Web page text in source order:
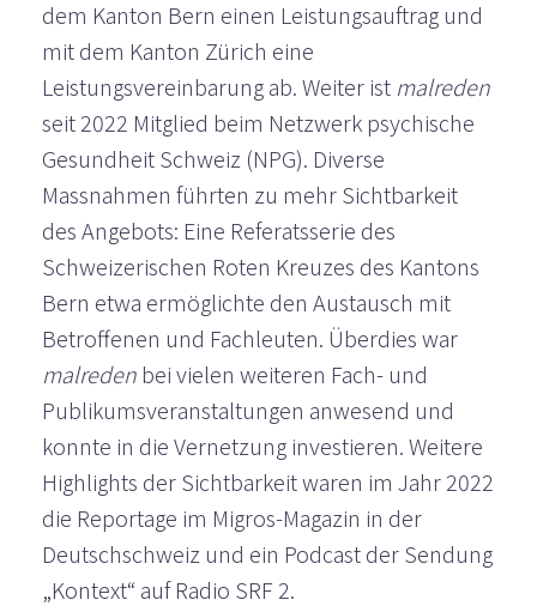
dem Kanton Bern einen Leistungsauftrag und
mit dem Kanton Zürich eine
Leistungsvereinbarung ab. Weiter ist malreden
seit 2022 Mitglied beim Netzwerk psychische
Gesundheit Schweiz (NPG). Diverse
Massnahmen führten zu mehr Sichtbarkeit
des Angebots: Eine Referatsserie des
Schweizerischen Roten Kreuzes des Kantons
Bern etwa ermöglichte den Austausch mit
Betroffenen und Fachleuten. Überdies war
malredenbei vielen weiteren Fach- und
Publikumsveranstaltungen anwesend und
konnte in die Vernetzung investieren. Weitere
Highlights der Sichtbarkeit waren im Jahr 2022
die Reportage im Migros-Magazin in der
Deutschschweiz und ein Podcast der Sendung
„Kontext“ auf Radio SRF 2.